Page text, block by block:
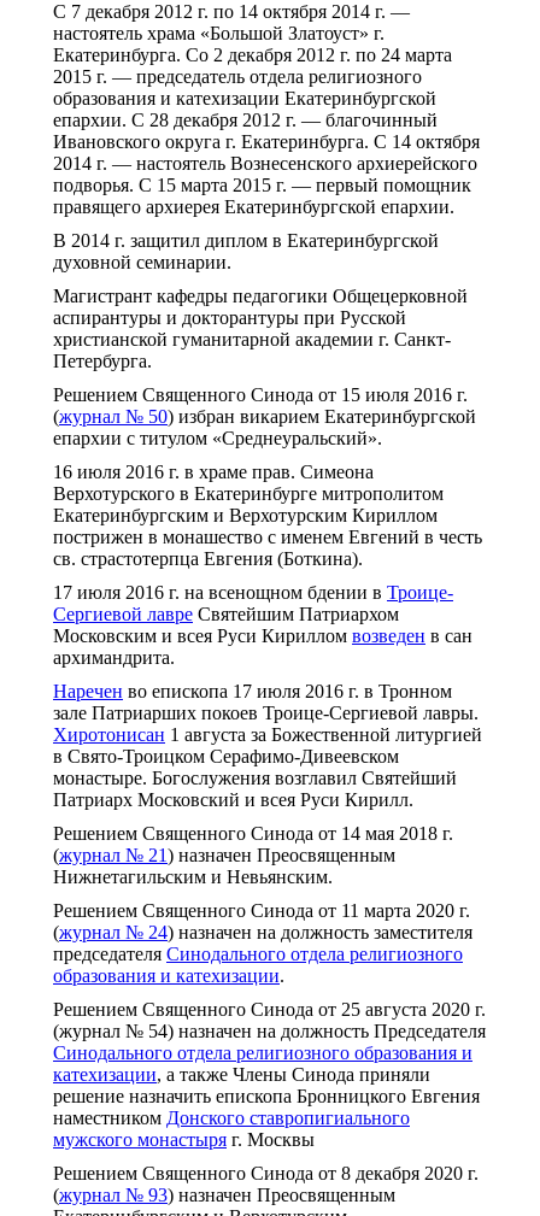
С 7 декабря 2012 г. по 14 октября 2014 г. —
настоятель храма «Большой Златоуст» г.
Екатеринбурга. Со 2 декабря 2012 г. по 24 марта
2015 г. — председатель отдела религиозного
образования и катехизации Екатеринбургской
епархии. С 28 декабря 2012 г. — благочинный
Ивановского округа г. Екатеринбурга. С 14 октября
2014 г. — настоятель Вознесенского архиерейского
подворья. С 15 марта 2015 г. — первый помощник
правящего архиерея Екатеринбургской епархии.
В 2014 г. защитил диплом в Екатеринбургской
духовной семинарии.
Магистрант кафедры педагогики Общецерковной
аспирантуры и докторантуры при Русской
христианской гуманитарной академии г. Санкт-
Петербурга.
Решением Священного Синода от 15 июля 2016 г.
(журнал № 50) избран викарием Екатеринбургской
епархии с титулом «Среднеуральский».
16 июля 2016 г. в храме прав. Симеона
Верхотурского в Екатеринбурге митрополитом
Екатеринбургским и Верхотурским Кириллом
пострижен в монашество с именем Евгений в честь
св. страстотерпца Евгения (Боткина).
17 июля 2016 г. на всенощном бдении в Троице-
Сергиевой лавре Святейшим Патриархом
Московским и всея Руси Кириллом возведен в сан
архимандрита.
Наречен во епископа 17 июля 2016 г. в Тронном
зале Патриарших покоев Троице-Сергиевой лавры.
Хиротонисан 1 августа за Божественной литургией
в Свято-Троицком Серафимо-Дивеевском
монастыре. Богослужения возглавил Святейший
Патриарх Московский и всея Руси Кирилл.
Решением Священного Синода от 14 мая 2018 г.
(журнал № 21) назначен Преосвященным
Нижнетагильским и Невьянским.
Решением Священного Синода от 11 марта 2020 г.
(журнал № 24) назначен на должность заместителя
председателя Синодального отдела религиозного
образования и катехизации.
Решением Священного Синода от 25 августа 2020 г.
(журнал № 54) назначен на должность Председателя
Синодального отдела религиозного образования и
катехизации, а также Члены Синода приняли
решение назначить епископа Бронницкого Евгения
наместником Донского ставропигиального
мужского монастыря г. Москвы
Решением Священного Синода от 8 декабря 2020 г.
(журнал № 93) назначен Преосвященным